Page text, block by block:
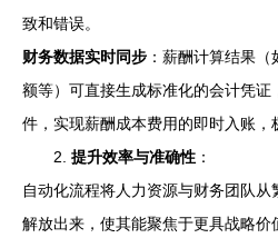
致和错误。
财务数据实时同步 ：薪酬计算结果
额等）可直接生成标准化的会计凭
件，实现薪酬成本费用的即时入账，
2. 提升效率与准确性 ：
自动化流程将人力资源与财务团队
解放出来，使其能聚焦于更具战略